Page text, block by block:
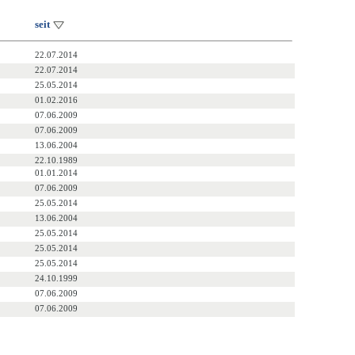
seit
22.07.2014
22.07.2014
25.05.2014
01.02.2016
07.06.2009
07.06.2009
13.06.2004
22.10.1989
01.01.2014
07.06.2009
25.05.2014
13.06.2004
25.05.2014
25.05.2014
25.05.2014
24.10.1999
07.06.2009
07.06.2009